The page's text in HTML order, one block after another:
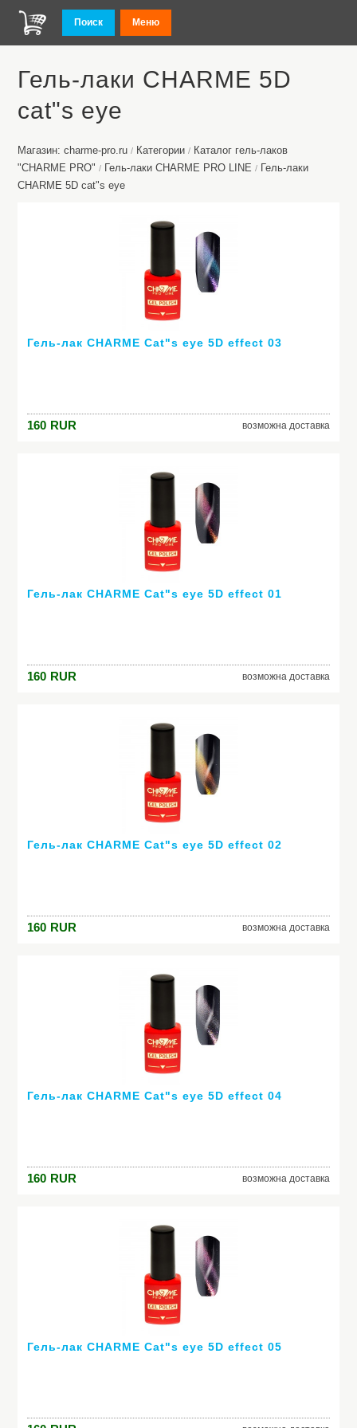
Поиск Меню
Гель-лаки CHARME 5D
cat"s eye
Магазин: charme-pro.ru / Категории / Каталог гель-лаков
"CHARME PRO" / Гель-лаки CHARME PRO LINE / Гель-лаки
CHARME 5D cat"s eye
Гель-лак CHARME Cat"s eye 5D effect 03
160 RUR возможна доставка
Гель-лак CHARME Cat"s eye 5D effect 01
160 RUR возможна доставка
Гель-лак CHARME Cat"s eye 5D effect 02
160 RUR возможна доставка
Гель-лак CHARME Cat"s eye 5D effect 04
160 RUR возможна доставка
Гель-лак CHARME Cat"s eye 5D effect 05